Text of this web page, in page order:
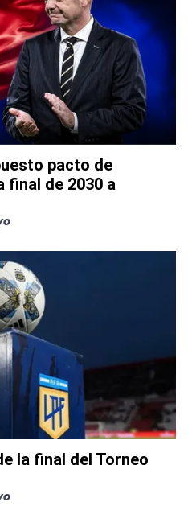
pacto de
final de 2030 a
la final del Torneo